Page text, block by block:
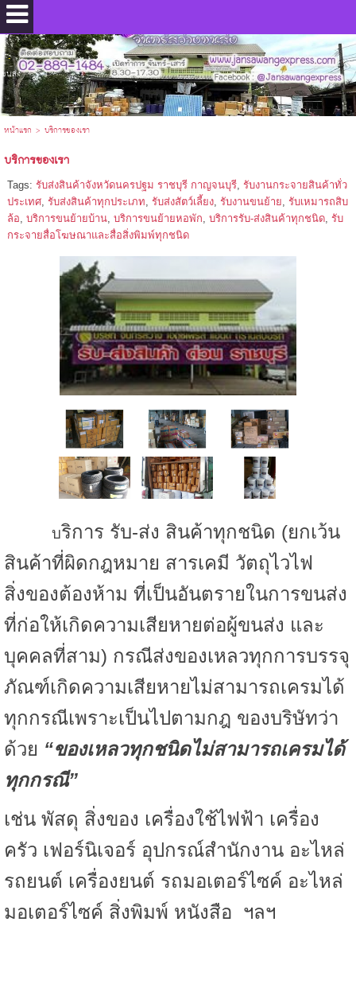
.
ขนส่ง
หน้าแรก > บริการของเรา
บริการของเรา
Tags: รับส่งสินค้าจังหวัดนครปฐม ราชบุรี กาญจนบุรี, รับงานกระจายสินค้าทั่ว
ประเทศ, รับส่งสินค้าทุกประเภท รับส่งสัตว์เลี้ยง, รับงานขนย้าย รับเหมารถสิบ
ล้อ บริการขนย้ายบ้าน, บริการขนย้ายหอพัก บริการรับ-ส่งสินค้าทุกชนิด, รับ
กระจายสื่อโฆษณาและสื่อสิ่งพิมพ์ทุกชนิด
บริการ รับ-ส่ง สินค้าทุกชนิด (ยกเว้น
สินค้าที่ผิดกฎหมาย สารเคมี วัตถุไวไฟ
สิ่งของต้องห้าม ที่เป็นอันตรายในการขนส่ง
ที่ก่อให้เกิดความเสียหายต่อผู้ขนส่ง และ
บุคคลที่สาม) กรณีส่งของเหลวทุกการบรรจุ
ภัณฑ์เกิดความเสียหายไม่สามารถเครมได้
ทุกกรณีเพราะเป็นไปตามกฎ ของบริษัทว่า
ด้วย “ของเหลวทุกชนิดไม่สามารถเครมได้
ทุกกรณี”
เช่น พัสดุ สิ่งของ เครื่องใช้ไฟฟ้า เครื่อง
ครัว เฟอร์นิเจอร์ อุปกรณ์สำนักงาน อะไหล่
รถยนต์ เครื่องยนต์ รถมอเตอร์ไซค์ อะไหล่
มอเตอร์ไซค์ สิ่งพิมพ์ หนังสือ ฯลฯ